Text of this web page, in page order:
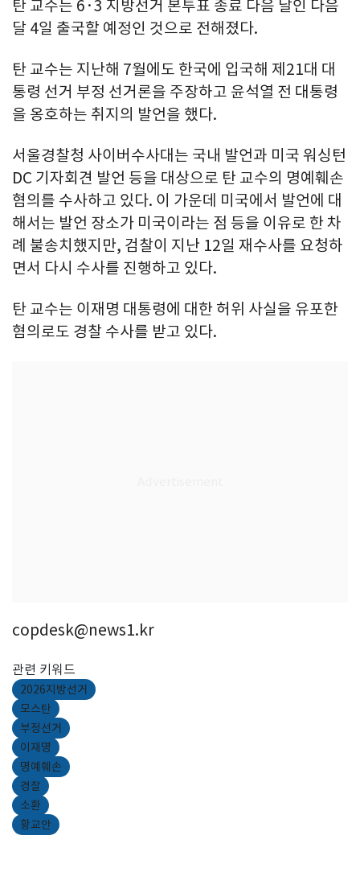
탄 교수는 6·3 지방선거 본투표 종료 다음 날인 다음
달 4일 출국할 예정인 것으로 전해졌다.
탄 교수는 지난해 7월에도 한국에 입국해 제21대 대
통령 선거 부정 선거론을 주장하고 윤석열 전 대통령
을 옹호하는 취지의 발언을 했다.
서울경찰청 사이버수사대는 국내 발언과 미국 워싱턴
DC 기자회견 발언 등을 대상으로 탄 교수의 명예훼손
혐의를 수사하고 있다. 이 가운데 미국에서 발언에 대
해서는 발언 장소가 미국이라는 점 등을 이유로 한 차
례 불송치했지만, 검찰이 지난 12일 재수사를 요청하
면서 다시 수사를 진행하고 있다.
탄 교수는 이재명 대통령에 대한 허위 사실을 유포한
혐의로도 경찰 수사를 받고 있다.
copdesk@news1.kr
관련 키워드
2026지방선거
모스탄
부정선거
이재명
명예훼손
경찰
소환
황교안